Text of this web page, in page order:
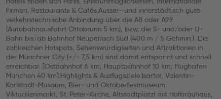
Firmen, Restaurants & Cafés.Ausser- und innerstädtisch gute
verkehrstechnische Anbindung über die A8 oder A99
(Autobahnausfahrt Ottobrunn 5 km), bzw. die S- und/oder U-
Bahn bis/ab Bahnhof Neuperlach Süd (400 m / 5 Gehmin.). Die
zahlreichen Hotspots, Sehenswürdigkeiten und Attraktionen in
der Münchner City (+/- 7,5 km) sind damit entspannt und schnell
erreichbar. [Ostbahnhof 6 km; Hauptbahnhof 10 km; Flughafen
München 40 km].Highlights & Ausflugsziele:Isartor, Valentin-
Karlstadt-Musäum, Bier- und Oktoberfestmuseum,
Viktualienmarkt, St. Peter-Kirche, Altstadtplatzl mit Hofbräuhaus,